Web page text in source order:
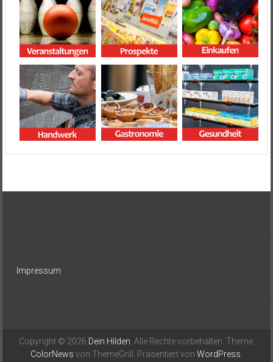
Impressum
Copyright © 2026 Dein Hilden. Alle Rechte vorbehalten. Theme:
ColorNews von ThemeGrill. Präsentiert von WordPress.